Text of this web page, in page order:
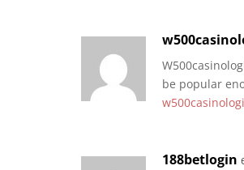
be popular
188betlogin